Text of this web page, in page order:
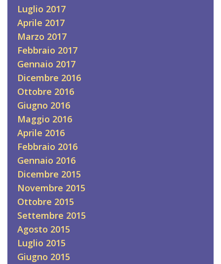
Luglio 2017
Aprile 2017
Marzo 2017
Febbraio 2017
Gennaio 2017
Dicembre 2016
Ottobre 2016
Giugno 2016
Maggio 2016
Aprile 2016
Febbraio 2016
Gennaio 2016
Dicembre 2015
Novembre 2015
Ottobre 2015
Settembre 2015
Agosto 2015
Luglio 2015
Giugno 2015